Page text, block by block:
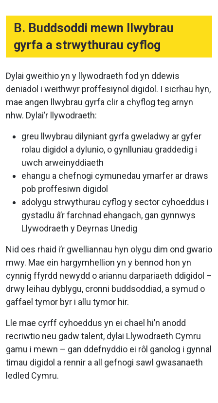
B. Buddsoddi mewn llwybrau
gyrfa a strwythurau cyflog
Dylai gweithio yn y llywodraeth fod yn ddewis
deniadol i weithwyr proffesiynol digidol. I sicrhau hyn,
mae angen llwybrau gyrfa clir a chyflog teg arnyn
nhw. Dylai’r llywodraeth:
greu llwybrau dilyniant gyrfa gweladwy ar gyfer
rolau digidol a dylunio, o gynlluniau graddedig i
uwch arweinyddiaeth
ehangu a chefnogi cymunedau ymarfer ar draws
pob proffesiwn digidol
adolygu strwythurau cyflog y sector cyhoeddus i
gystadlu â’r farchnad ehangach, gan gynnwys
Llywodraeth y Deyrnas Unedig
Nid oes rhaid i’r gwelliannau hyn olygu dim ond gwario
mwy. Mae ein hargymhellion yn y bennod hon yn
cynnig ffyrdd newydd o ariannu darpariaeth ddigidol –
drwy leihau dyblygu, cronni buddsoddiad, a symud o
gaffael tymor byr i allu tymor hir.
Lle mae cyrff cyhoeddus yn ei chael hi’n anodd
recriwtio neu gadw talent, dylai Llywodraeth Cymru
gamu i mewn – gan ddefnyddio ei rôl ganolog i gynnal
timau digidol a rennir a all gefnogi sawl gwasanaeth
ledled Cymru.